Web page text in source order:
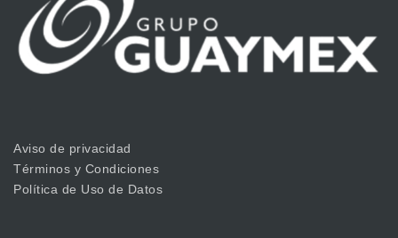
Aviso de privacidad
Términos y Condiciones
Política de Uso de Datos